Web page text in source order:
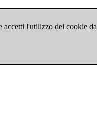
l'utilizzo dei cookie